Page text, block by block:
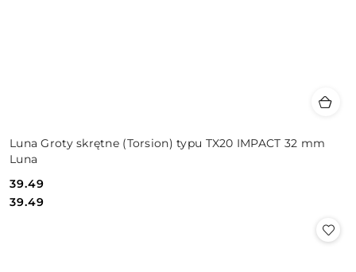
Luna Groty skrętne (Torsion) typu TX20 IMPACT 32 mm
Luna
Cena:
39.49
Cena:
39.49